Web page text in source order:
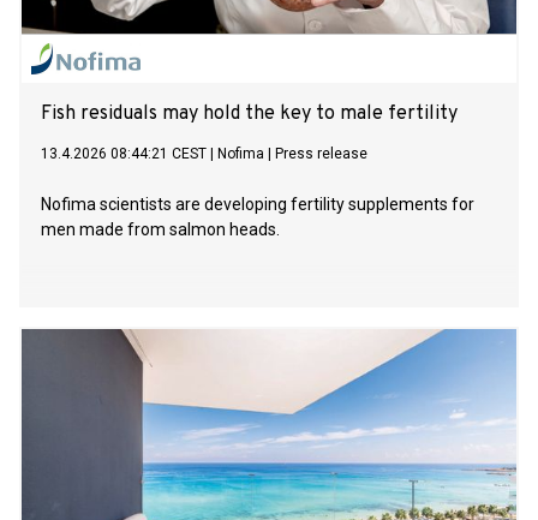
Fish residuals may hold the key to male fertility
13.4.2026 08:44:21 CEST Nofima Press release
Nofima scientists are developing fertility supplements for
men made from salmon heads.